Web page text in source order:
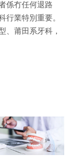
係冇任何退路
行業特別重要。
、莆田系牙科，